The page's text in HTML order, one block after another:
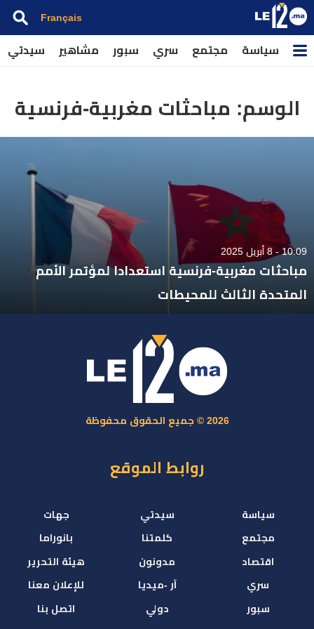
Français
سياسة مجتمع سري سبور مشاهير سيدتي
الوسم: مباحثات مغربية-فرنسية
10:09 - 8 أبريل 2025
مباحثات مغربية-فرنسية استعدادا لمؤتمر الأمم
المتحدة الثالث للمحيطات
2026 © جميع الحقوق محفوظة
روابط الموقع
سياسة
مجتمع
اقتصاد
سري
سبور
سيدتي
كلمتنا
مدونون
آر -ميديا
دولي
جهات
بانوراما
هيئة التحرير
للإعلان معنا
اتصل بنا